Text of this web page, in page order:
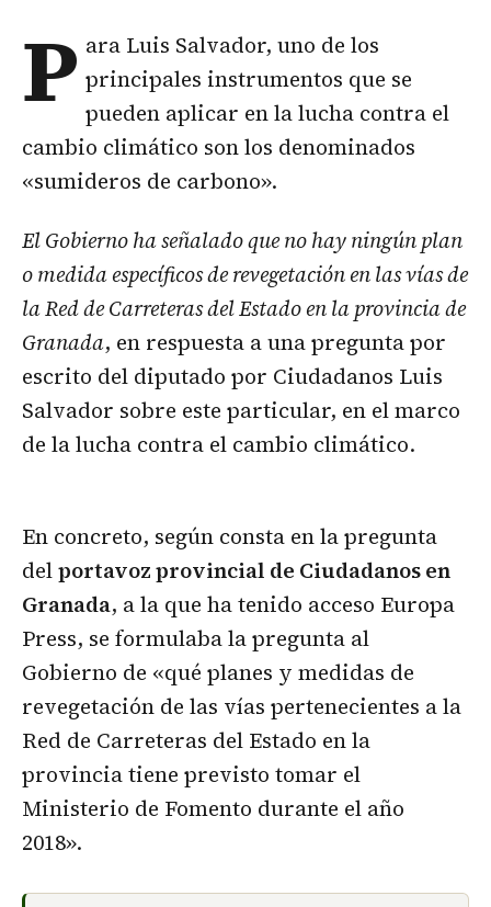
P ara Luis Salvador, uno de los
principales instrumentos que se
pueden aplicar en la lucha contra el
cambio climático son los denominados
«sumideros de carbono».
El Gobierno ha señalado que no hay ningún plan
o medida específicos de revegetación en las vías de
la Red de Carreteras del Estado en la provincia de
Granada, en respuesta a una pregunta por
escrito del diputado por Ciudadanos Luis
Salvador sobre este particular, en el marco
de la lucha contra el cambio climático.
En concreto, según consta en la pregunta
delportavoz provincial de Ciudadanos en
Granada, a la que ha tenido acceso Europa
Press, se formulaba la pregunta al
Gobierno de «qué planes y medidas de
revegetación de las vías pertenecientes a la
Red de Carreteras del Estado en la
provincia tiene previsto tomar el
Ministerio de Fomento durante el año
2018».